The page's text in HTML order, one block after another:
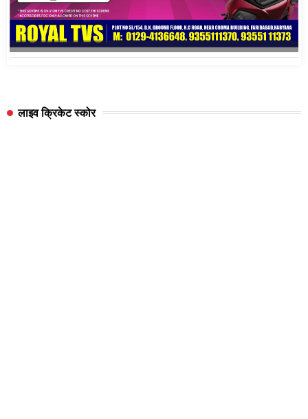
लाइव क्रिकेट स्कोर